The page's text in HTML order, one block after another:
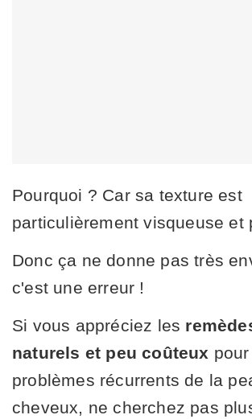
Pourquoi ? Car sa texture est
particulièrement visqueuse et
Donc ça ne donne pas très
c'est une erreur !
Si vous appréciez les
naturels et peu coûteux
problèmes récurrents de la
cheveux, ne cherchez pas